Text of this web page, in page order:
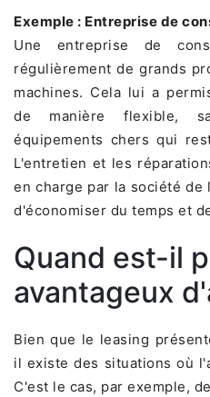
Exemple : Entreprise de
Une entreprise de
régulièrement de grands
machines. Cela lui a
de manière flexible,
équipements chers qui
L'entretien et les
en charge par la société
d'économiser du temps et
Quand est-il
avantageux
Bien que le leasing
il existe des situations où
C'est le cas, par exemple,